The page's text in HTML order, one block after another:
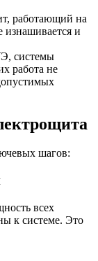
работающий на
изнашивается и
системы
работа не
шагов:
всех
к системе. Это